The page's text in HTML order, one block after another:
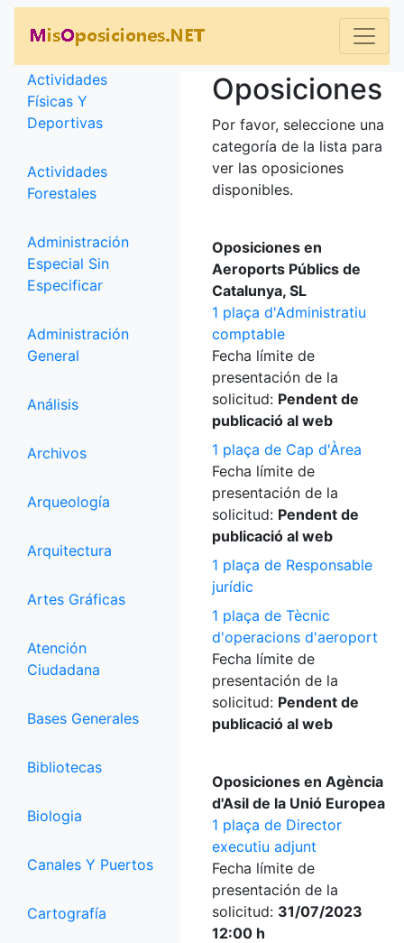
Categorías
Actividades
Físicas Y
Deportivas
Actividades
Forestales
Administración
Especial Sin
Especificar
Administración
General
Análisis
Archivos
Arqueología
Arquitectura
Artes Gráficas
Atención
Ciudadana
Bases Generales
Bibliotecas
Biologia
Canales Y Puertos
Cartografía
Oposiciones
Por favor, seleccione una
categoría de la lista para
ver las oposiciones
disponibles.
Oposiciones en
Aeroports Públics de
Catalunya, SL
1 plaça d'Administratiu
comptable
Fecha límite de
presentación de la
solicitud: Pendent de
publicació al web
1 plaça de Cap d'Àrea
Fecha límite de
presentación de la
solicitud: Pendent de
publicació al web
1 plaça de Responsable
jurídic
1 plaça de Tècnic
d'operacions d'aeroport
Fecha límite de
presentación de la
solicitud: Pendent de
publicació al web
Oposiciones en Agència
d'Asil de la Unió Europea
1 plaça de Director
executiu adjunt
Fecha límite de
presentación de la
solicitud: 31/07/2023
12:00 h